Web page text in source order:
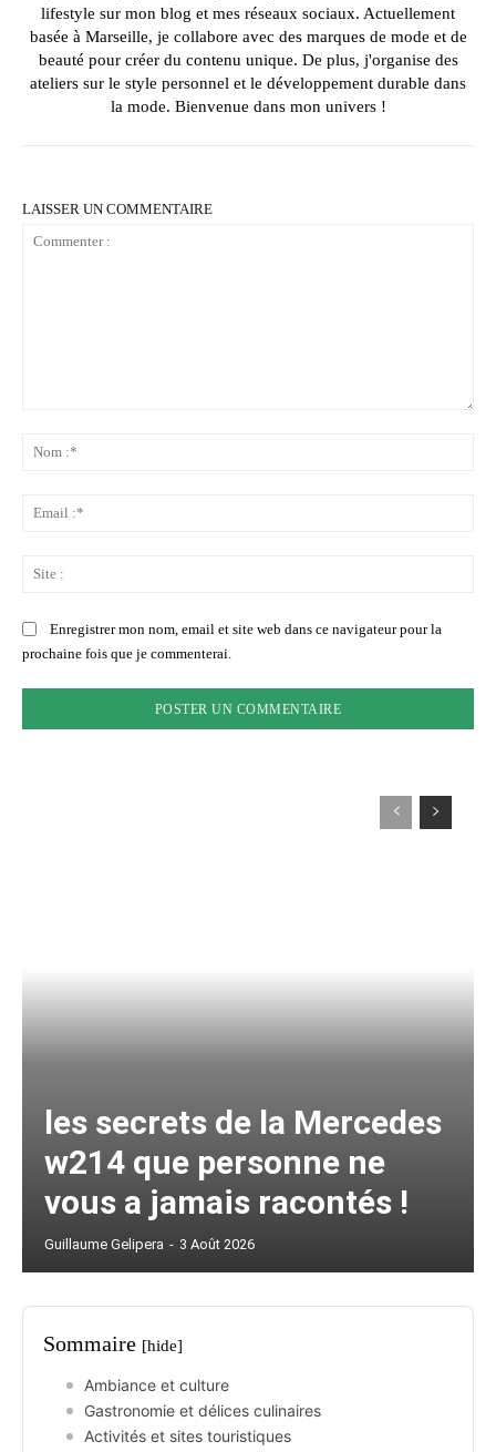
lifestyle sur mon blog et mes réseaux sociaux. Actuellement
basée à Marseille, je collabore avec des marques de mode et de
beauté pour créer du contenu unique. De plus, j'organise des
ateliers sur le style personnel et le développement durable dans
la mode. Bienvenue dans mon univers !
LAISSER UN COMMENTAIRE
Enregistrer mon nom, email et site web dans ce navigateur pour la
prochaine fois que je commenterai.
les secrets de la Mercedes
w214 que personne ne
vous a jamais racontés !
Guillaume Gelipera - 3 Août 2026
Sommaire [hide]
Ambiance et culture
Gastronomie et délices culinaires
Activités et sites touristiques